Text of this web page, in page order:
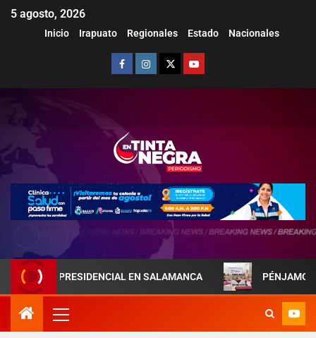
5 agosto, 2026
Inicio Irapuato Regionales Estado Nacionales
PRESIDENCIAL EN SALAMANCA PÉNJAMO